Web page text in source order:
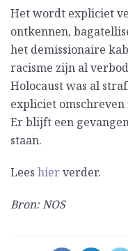
Het wordt expliciet
ontkennen,
het demissionaire
racisme zijn al
Holocaust was al
expliciet
Er blijft een
staan.
Lees hierverder.
Bron: NOS